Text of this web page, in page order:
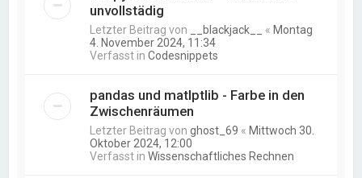
unvollstädig
Letzter Beitrag von __blackjack__ « Montag
4. November 2024, 11:34
Verfasst inCodesnippets
pandas und matlptlib - Farbe in den
Zwischenräumen
Letzter Beitrag vonghost_69 « Mittwoch 30.
Oktober 2024, 12:00
Verfasst inWissenschaftliches Rechnen